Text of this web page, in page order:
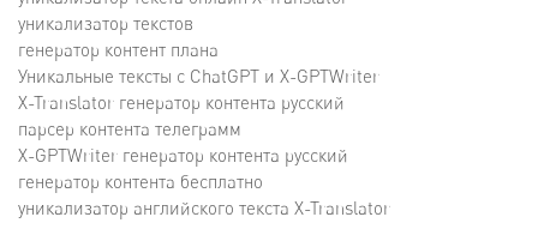
уникализатор текстов
генератор контент плана
Уникальные тексты с ChatGPT и X-GPTWriter
X-Translator генератор контента русский
парсер контента телеграмм
X-GPTWriter генератор контента русский
генератор контента бесплатно
уникализатор английского текста X-Translator